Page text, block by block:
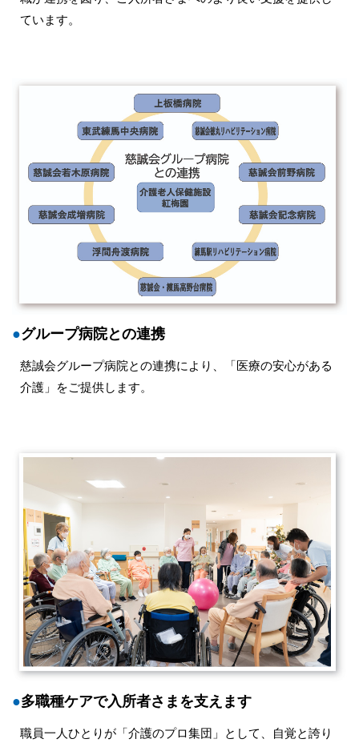
ています。
●グループ病院との連携
慈誠会グループ病院との連携により、「医療の安心がある
介護」をご提供します。
●多職種ケアで入所者さまを支えます
職員一人ひとりが「介護のプロ集団」として、自覚と誇り